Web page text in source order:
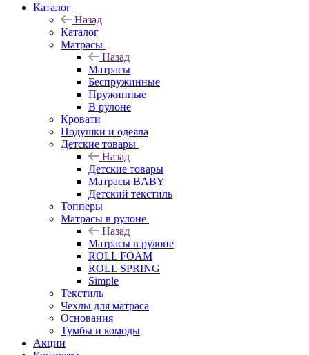
Каталог
Назад
Каталог
Матрасы
Назад
Матрасы
Беспружинные
Пружинные
В рулоне
Кровати
Подушки и одеяла
Детские товары
Назад
Детские товары
Матрасы BABY
Детский текстиль
Топперы
Матрасы в рулоне
Назад
Матрасы в рулоне
ROLL FOAM
ROLL SPRING
Simple
Текстиль
Чехлы для матраса
Основания
Тумбы и комоды
Акции